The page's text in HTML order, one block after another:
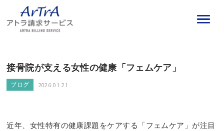
接骨院が支える女性の健康「フェムケア」
ブログ 2026-01-21
近年、女性特有の健康課題をケアする「フェムケア」が注目